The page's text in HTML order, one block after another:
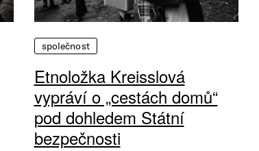
společnost
Etnoložka Kreisslová
vypráví o „cestách domů“
pod dohledem Státní
bezpečnosti